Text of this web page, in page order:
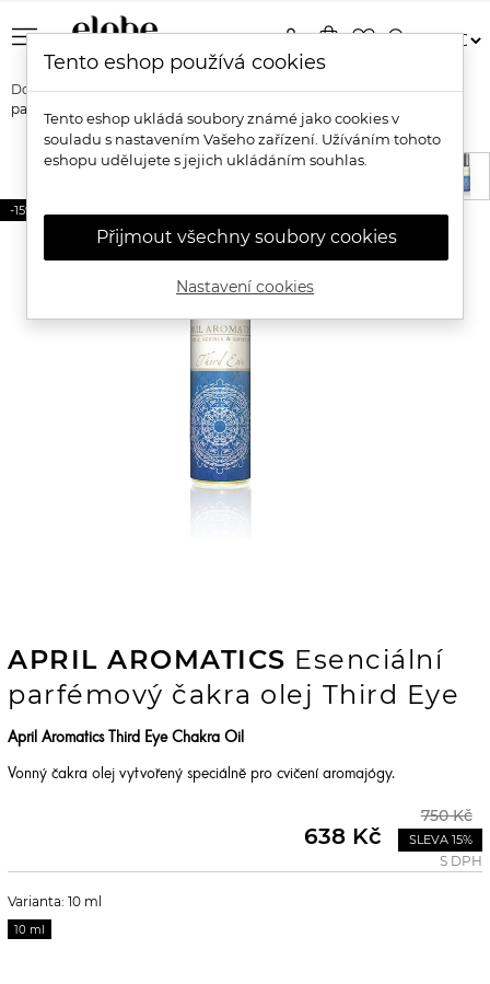
menu shopping_bagfavorite_bordersearch
person
Domů Značky April Aromatics
April Aromatics Esenciální
parfémový čakra olej Third Eye
-15%
APRIL AROMATICS Esenciální
parfémový čakra olej Third Eye
April Aromatics Third Eye Chakra Oil
Vonný čakra olej vytvořený speciálně pro cvičení aromajógy.
750 Kč
638 Kč SLEVA 15%
S DPH
Varianta: 10 ml
10 ml
Tento eshop používá cookies
Tento eshop ukládá soubory známé jako cookies v
souladu s nastavením Vašeho zařízení. Užíváním tohoto
eshopu udělujete s jejich ukládáním souhlas.
Přijmout všechny soubory cookies
Nastavení cookies